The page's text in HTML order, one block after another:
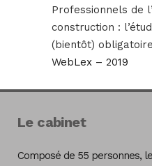
Professionnels de
construction :
(bientôt)
WebLex – 2019
Le cabinet
Composé de 55 personnes,